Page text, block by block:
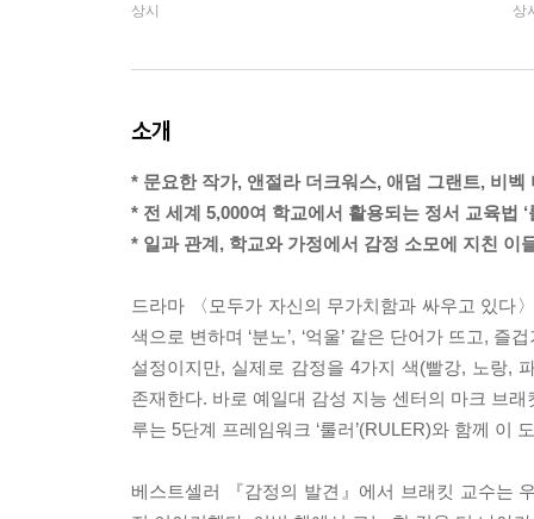
상시 상
소개
* 문요한 작가, 앤절라 더크워스, 애덤 그랜트, 비
* 전 세계 5,000여 학교에서 활용되는 정서 교육법
* 일과 관계, 학교와 가정에서 감정 소모에 지친 이
드라마 〈모두가 자신의 무가치함과 싸우고 있다
색으로 변하며 ‘분노’, ‘억울’ 같은 단어가 뜨고, 즐
설정이지만, 실제로 감정을 4가지 색(빨강, 노랑, 파
존재한다. 바로 예일대 감성 지능 센터의 마크 브
루는 5단계 프레임워크 ‘룰러’(RULER)와 함께 이
베스트셀러 『감정의 발견』에서 브래킷 교수는